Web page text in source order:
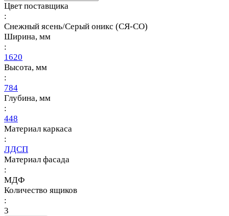
Цвет поставщика
:
Снежный ясень/Серый оникс (СЯ-СО)
Ширина, мм
:
1620
Высота, мм
:
784
Глубина, мм
:
448
Материал каркаса
:
ЛДСП
Материал фасада
:
МДФ
Количество ящиков
:
3